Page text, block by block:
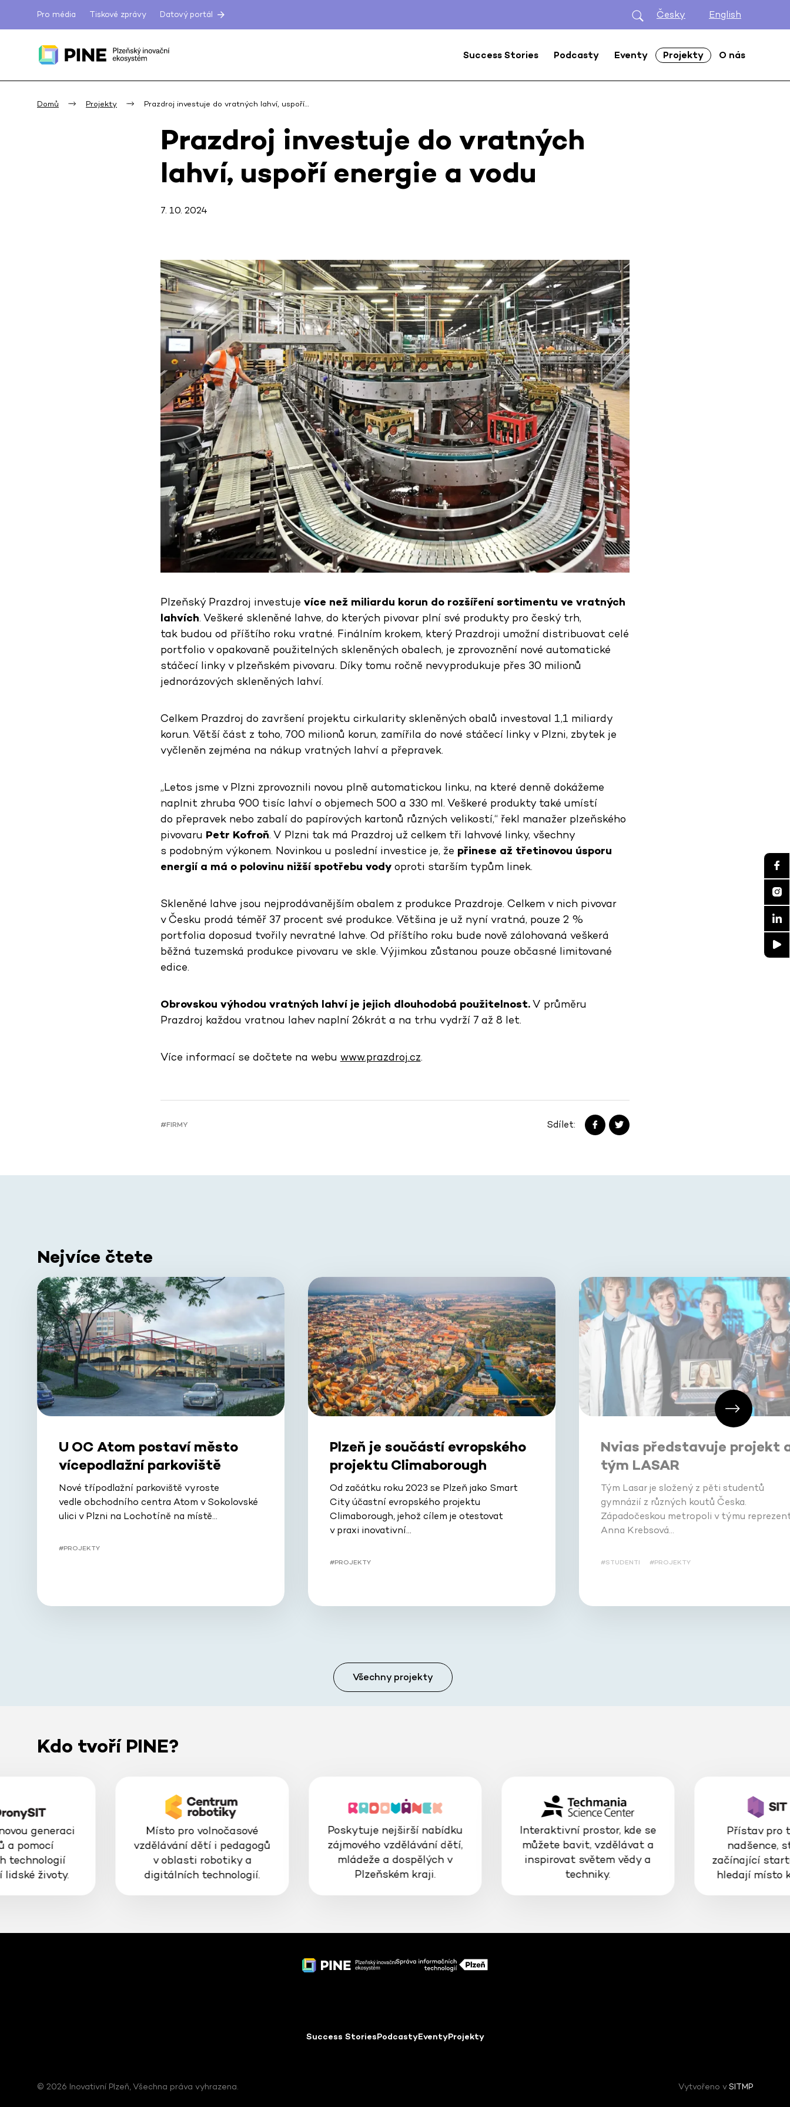
Pro média Tiskové zprávy Datový portál Česky English
Success Stories Podcasty Eventy Projekty O nás
Domů Projekty Prazdroj investuje do vratných lahví, uspoří…
Prazdroj investuje do vratných
lahví, uspoří energie a vodu
7. 10. 2024
Plzeňský Prazdroj investuje více než miliardu korun do rozšíření sortimentu ve vratných
lahvích. Veškeré skleněné lahve, do kterých pivovar plní své produkty pro český trh,
tak budou od příštího roku vratné. Finálním krokem, který Prazdroji umožní distribuovat celé
portfolio v opakovaně použitelných skleněných obalech, je zprovoznění nové automatické
stáčecí linky v plzeňském pivovaru. Díky tomu ročně nevyprodukuje přes 30 milionů
jednorázových skleněných lahví.
Celkem Prazdroj do završení projektu cirkularity skleněných obalů investoval 1,1 miliardy
korun. Větší část z toho, 700 milionů korun, zamířila do nové stáčecí linky v Plzni, zbytek je
vyčleněn zejména na nákup vratných lahví a přepravek.
„Letos jsme v Plzni zprovoznili novou plně automatickou linku, na které denně dokážeme
naplnit zhruba 900 tisíc lahví o objemech 500 a 330 ml. Veškeré produkty také umístí
do přepravek nebo zabalí do papírových kartonů různých velikostí,“ řekl manažer plzeňského
pivovaru Petr Kofroň. V Plzni tak má Prazdroj už celkem tři lahvové linky, všechny
s podobným výkonem. Novinkou u poslední investice je, že přinese až třetinovou úsporu
energií a má o polovinu nižší spotřebu vodyoproti starším typům linek.
Skleněné lahve jsou nejprodávanějším obalem z produkce Prazdroje. Celkem v nich pivovar
v Česku prodá téměř 37 procent své produkce. Většina je už nyní vratná, pouze 2 %
portfolia doposud tvořily nevratné lahve. Od příštího roku bude nově zálohovaná veškerá
běžná tuzemská produkce pivovaru ve skle. Výjimkou zůstanou pouze občasné limitované
edice.
Obrovskou výhodou vratných lahví je jejich dlouhodobá použitelnost.V průměru
Prazdroj každou vratnou lahev naplní 26krát a na trhu vydrží 7 až 8 let.
Více informací se dočtete na webu www.prazdroj.cz.
#FIRMY Sdílet:
Nejvíce čtete
U OC Atom postaví město
vícepodlažní parkoviště
Nové třípodlažní parkoviště vyroste
vedle obchodního centra Atom v Sokolovské
ulici v Plzni na Lochotíně na místě…
#PROJEKTY
Plzeň je součástí evropského
projektu Climaborough
Od začátku roku 2023 se Plzeň jako Smart
City účastní evropského projektu
Climaborough, jehož cílem je otestovat
v praxi inovativní…
#PROJEKTY
Nvias představuje projekt
tým LASAR
Tým Lasar je složený z pěti studentů
gymnázií z různých koutů Česka.
Západočeskou metropoli v týmu
Anna Krebsová…
#STUDENTI #PROJEKTY
Všechny projekty
Kdo tvoří PINE?
generaci
a pomocí
technologií
lidské životy.
Místo pro volnočasové
vzdělávání dětí i pedagogů
v oblasti robotiky a
digitálních technologií.
Poskytuje nejširší nabídku
zájmového vzdělávání dětí,
mládeže a dospělých v
Plzeňském kraji.
Interaktivní prostor, kde se
můžete bavit, vzdělávat a
inspirovat světem vědy a
techniky.
Přístav pro
nadšence,
začínající
hledají místo
Success StoriesPodcastyEventyProjekty
© 2026 Inovativní Plzeň, Všechna práva vyhrazena. Vytvořeno vSITMP